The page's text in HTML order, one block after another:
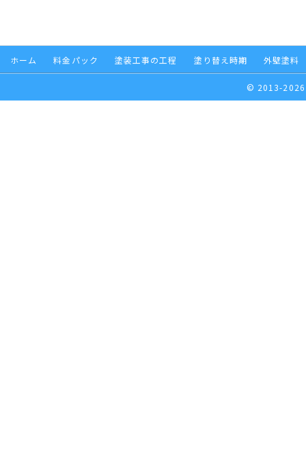
ホーム 料金パック 塗装工事の工程 塗り替え時期 外壁塗料
© 2013-2026